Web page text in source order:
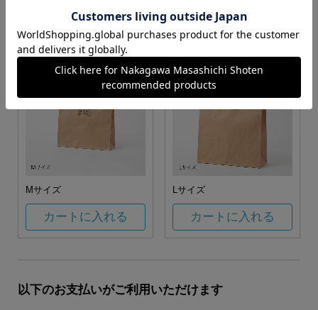
カートに入れる カートに入れる
Mサイズ
カートに入れる
Lサイズ
カートに入れる
以下のお支払いがご利用いただけます